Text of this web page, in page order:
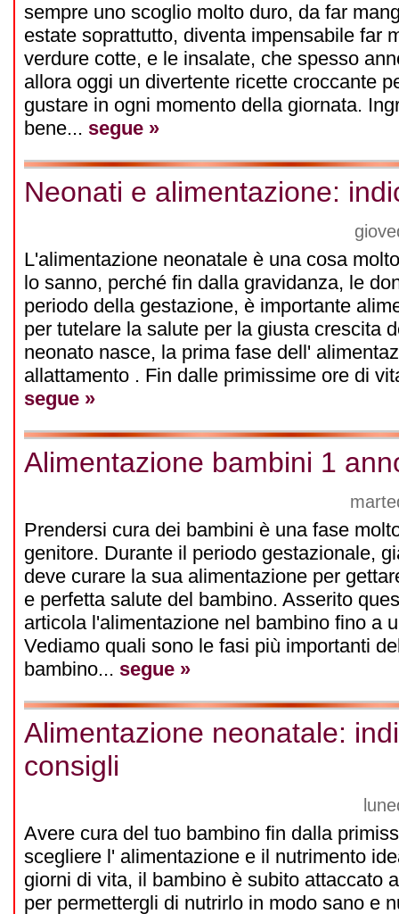
sempre uno scoglio molto duro, da far
estate soprattutto, diventa impensabile far
verdure cotte, e le insalate, che spesso
allora oggi un divertente ricette croccante
gustare in ogni momento della giornata.
bene... segue »
Neonati e alimentazione:
L'alimentazione neonatale è una cosa
lo sanno, perché fin dalla gravidanza, le
periodo della gestazione, è importante
per tutelare la salute per la giusta crescita
neonato nasce, la prima fase dell'
allattamento . Fin dalle primissime ore di
segue »
Alimentazione bambini 1
Prendersi cura dei bambini è una fase
genitore. Durante il periodo gestazionale,
deve curare la sua alimentazione per
e perfetta salute del bambino. Asserito
articola l'alimentazione nel bambino fino a
Vediamo quali sono le fasi più importanti
bambino... segue »
Alimentazione neonatale:
consigli
Avere cura del tuo bambino fin dalla
scegliere l' alimentazione e il nutrimento
giorni di vita, il bambino è subito attaccato
per permettergli di nutrirlo in modo sano e